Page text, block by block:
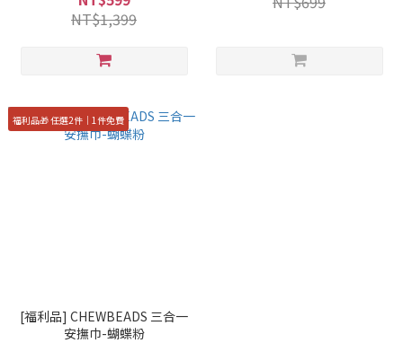
NT$1,399
福利品🎁 任選2件｜1件免費
[福利品] CHEWBEADS 三合一
安撫巾-蝴蝶粉